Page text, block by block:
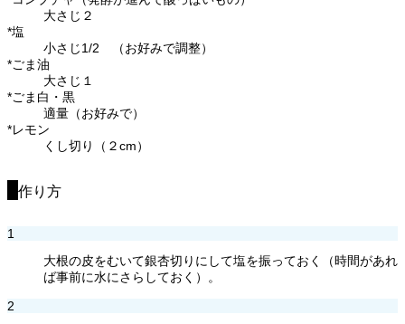
大さじ２
*塩
小さじ1/2 （お好みで調整）
*ごま油
大さじ１
*ごま白・黒
適量（お好みで）
*レモン
くし切り（２cm）
作り方
1
大根の皮をむいて銀杏切りにして塩を振っておく（時間があれ
ば事前に水にさらしておく）。
2